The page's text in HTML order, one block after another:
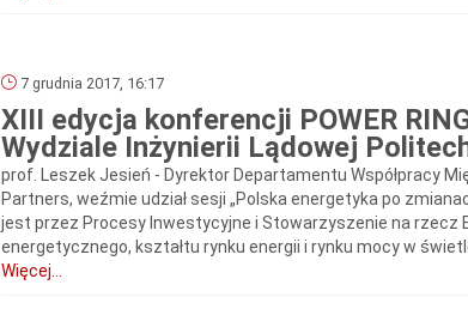
7 grudnia 2017, 16:17
XIII edycja konferencji POWER
Wydziale Inżynierii Lądowej
prof. Leszek Jesień - Dyrektor Departamentu Współpracy
Partners, weźmie udział sesji „Polska energetyka po
jest przez Procesy Inwestycyjne i Stowarzyszenie na rzecz
energetycznego, kształtu rynku energii i rynku mocy w
Więcej...